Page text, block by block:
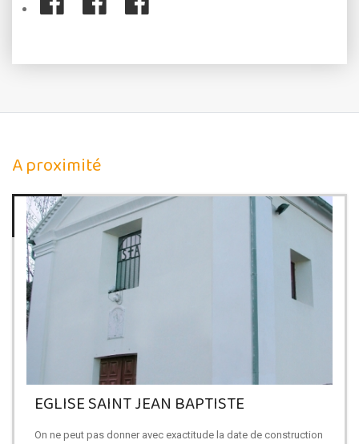
A proximité
EGLISE SAINT JEAN BAPTISTE
On ne peut pas donner avec exactitude la date de construction